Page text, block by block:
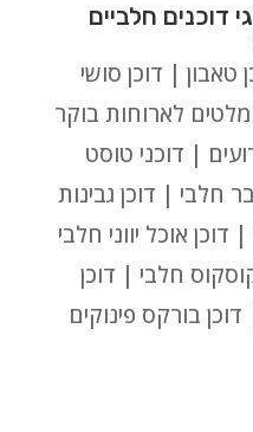
מעל 30 סוגי דוכנים חלביים
טאבון | דוכן סושי
לארוחות בוקר
| דוכני טוסט
חלבי | דוכן גבינות
דוכן אוכל יווני חלבי
חלבי | דוכן
בורקס פינוקים